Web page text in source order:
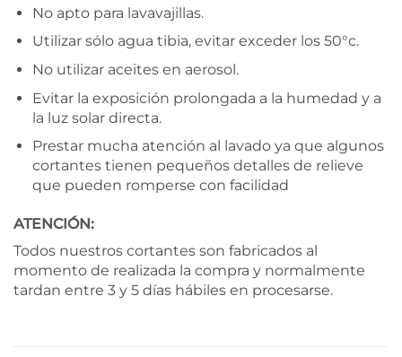
No apto para lavavajillas.
Utilizar sólo agua tibia, evitar exceder los 50°c.
No utilizar aceites en aerosol.
Evitar la exposición prolongada a la humedad y a
la luz solar directa.
Prestar mucha atención al lavado ya que algunos
cortantes tienen pequeños detalles de relieve
que pueden romperse con facilidad
ATENCIÓN:
Todos nuestros cortantes son fabricados al
momento de realizada la compra y normalmente
tardan entre 3 y 5 días hábiles en procesarse.